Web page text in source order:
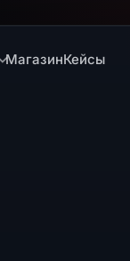
МагазинКейсы